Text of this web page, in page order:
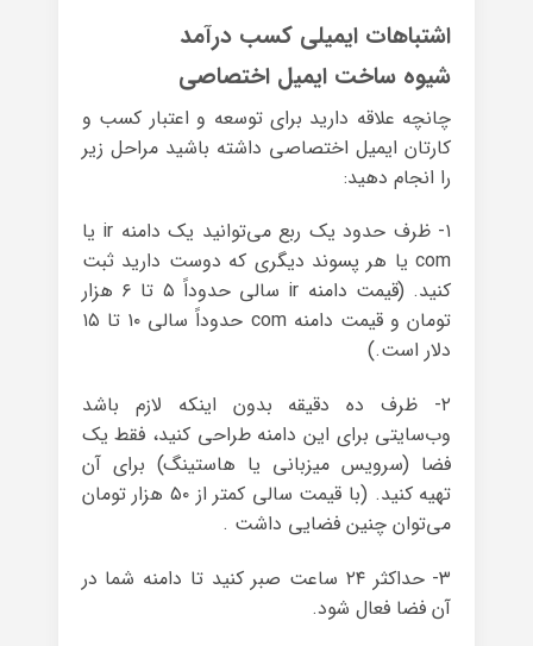
اشتباهات ایمیلی کسب درآمد
شیوه ساخت ایمیل اختصاصی
چانچه علاقه دارید برای توسعه و اعتبار کسب و
کارتان ایمیل اختصاصی داشته باشید مراحل زیر
را انجام دهید:
۱- ظرف حدود یک ربع می‌توانید یک دامنه ir یا
com یا هر پسوند دیگری که دوست دارید ثبت
کنید. (قیمت دامنه ir سالی حدوداً ۵ تا ۶ هزار
تومان و قیمت دامنه com حدوداً سالی ۱۰ تا ۱۵
دلار است.)
۲- ظرف ده دقیقه بدون اینکه لازم باشد
وب‌سایتی برای این دامنه طراحی کنید، فقط یک
فضا (سرویس میزبانی یا هاستینگ) برای آن
تهیه کنید. (با قیمت سالی کمتر از ۵۰ هزار تومان
می‌توان چنین فضایی داشت .
۳- حداکثر ۲۴ ساعت صبر کنید تا دامنه‌ شما در
آن فضا فعال شود.